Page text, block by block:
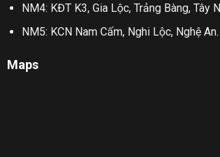
NM4: KĐT K3, Gia Lộc, Trảng Bàng, Tây
NM5: KCN Nam Cấm, Nghi Lộc, Nghệ An.
Maps